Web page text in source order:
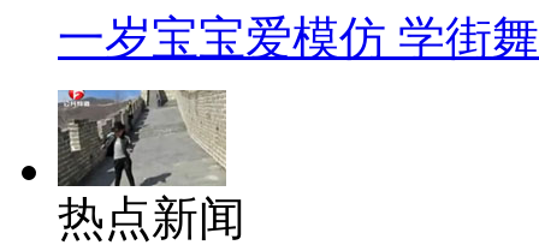
一岁宝宝爱模仿 学街
热点新闻